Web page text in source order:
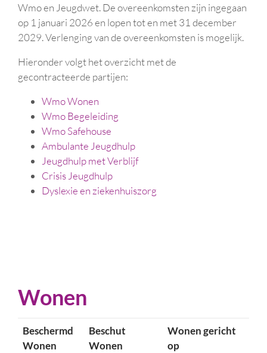
Wmo en Jeugdwet. De overeenkomsten zijn ingegaan
op 1 januari 2026 en lopen tot en met 31 december
2029. Verlenging van de overeenkomsten is mogelijk.
Hieronder volgt het overzicht met de
gecontracteerde partijen:
Wmo Wonen
Wmo Begeleiding
Wmo Safehouse
Ambulante Jeugdhulp
Jeugdhulp met Verblijf
Crisis Jeugdhulp
Dyslexie en ziekenhuiszorg
Wonen
Beschermd
Wonen
Beschut
Wonen
Wonen gericht
op